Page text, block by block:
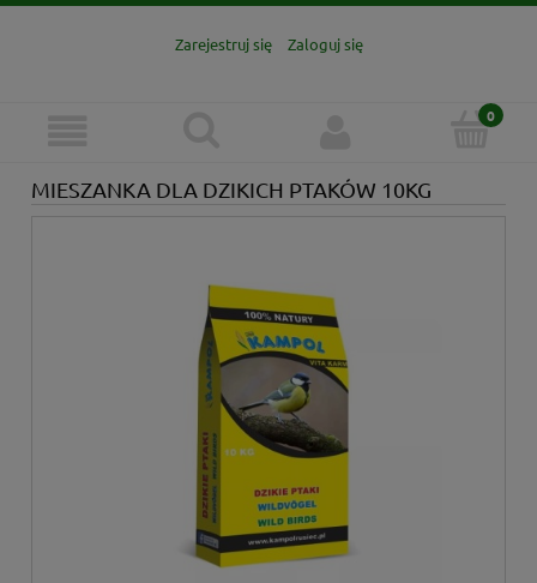
Zarejestruj się Zaloguj się
MIESZANKA DLA DZIKICH PTAKÓW 10KG